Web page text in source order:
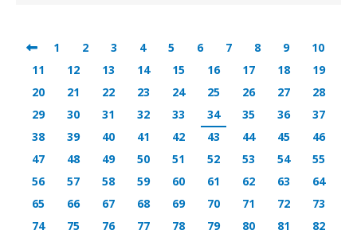
1 2 3 4 5 6 7 8 9
10
11
12 13 14 15 16 17 18
19
20
21 22 23 24 25 26 27
28
29
30 31 32 33 34 35 36
37
38
39 40 41 42 43 44 45
46
47
48 49 50 51 52 53 54
55
56
57 58 59 60 61 62 63
64
65
66 67 68 69 70 71 72
73
74
75 76 77 78 79 80 81
82